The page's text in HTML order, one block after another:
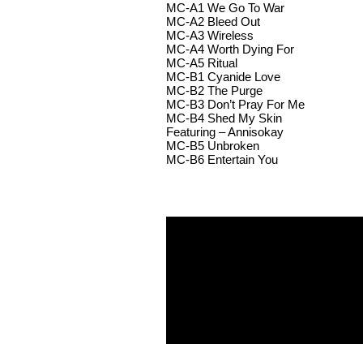
MC-A1 We Go To War
MC-A2 Bleed Out
MC-A3 Wireless
MC-A4 Worth Dying For
MC-A5 Ritual
MC-B1 Cyanide Love
MC-B2 The Purge
MC-B3 Don’t Pray For Me
MC-B4 Shed My Skin
Featuring – Annisokay
MC-B5 Unbroken
MC-B6 Entertain You